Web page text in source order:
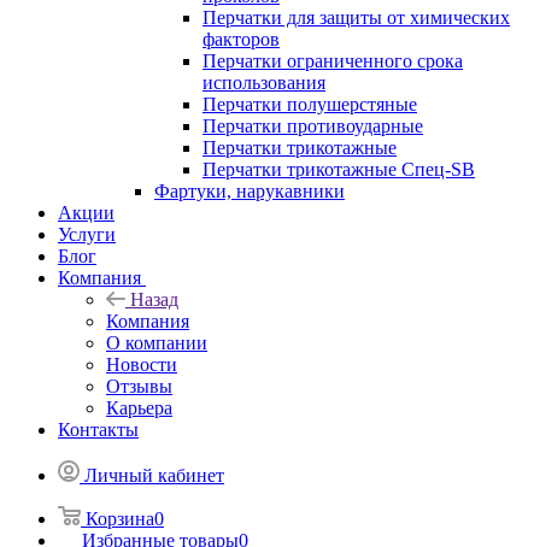
Перчатки для защиты от химических
факторов
Перчатки ограниченного срока
использования
Перчатки полушерстяные
Перчатки противоударные
Перчатки трикотажные
Перчатки трикотажные Спец-SB
Фартуки, нарукавники
Акции
Услуги
Блог
Компания
Назад
Компания
О компании
Новости
Отзывы
Карьера
Контакты
Личный кабинет
Корзина0
Избранные товары0